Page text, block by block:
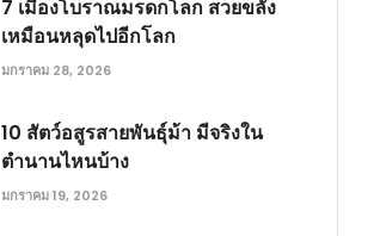
7 เมืองโบราณมรดกโลก สวยขลัง
เหมือนหลุดไปอีกโลก
มกราคม 28, 2026
10 สัตว์อสูรสายพันธุ์ม้า มีจริงใน
ตำนานไหนบ้าง
มกราคม 19, 2026